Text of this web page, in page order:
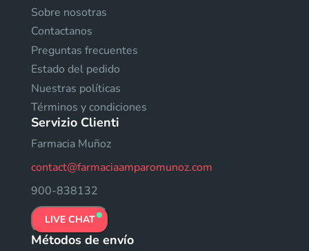
Sobre nosotras
Contactanos
Preguntas frecuentes
Estado del pedido
Nuestras políticas
Términos y condiciones
Servizio Clienti
Farmacia Muñoz
contact@farmaciaamparomunoz.com
900-838132
LIVE CHAT
Métodos de envío